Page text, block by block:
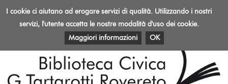
Toggle
Biblioteca
Rovereto
EVENTI E ATTIVITÀ PATRIMONIO E RISORSE
I cookie ci aiutano ad erogare servizi di qualità. Utilizzando i nostri
servizi, l'utente accetta le nostre modalità d'uso dei cookie.
Maggiori informazioni
OK